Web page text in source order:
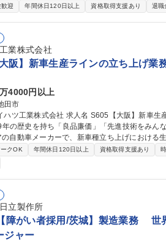
ハプロセス（フォトリソ、エッチング、成膜、
迎 年間休日120日以上 資格取得支援あり 退職
業株式会社
阪】新車生産ラインの立ち上げ
4000円以上
田市
【大阪】新車生産ラインの立ち上げ業務 ■技術系ポジション 仕事の内
の歴史を持ち「良品廉価」「先進技術をみん
の自動車メーカーで、新車種立ち上げにおける
ます！デジタルツールを用いたロボット動作プ
トの立会いを通じて、新車が量産できる状態
動作プログラム作成と工程検証 ■車両品質の造
けトライ(テスト)立会い ■既存生産ラインの設備入れ替え 募集職種
業務 ■技術系ポジション
クOK 年間休日120日以上 資格取得支援あり
立製作所
障がい者採用/茨城】製造業務 世
ジャー